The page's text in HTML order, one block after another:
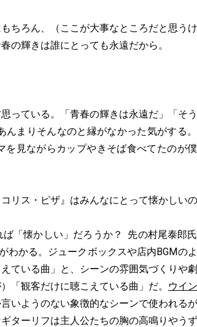
ちろん、（ここが大事なところだと思う
の輝きは誰にとっても永遠だから。
っている。「青春の輝きは永遠だ」「そ
まりそんなのと縁がなかった気がする
見ながらカップやきそば食べてたのが
リス・ピザ』はみんなにとって懐かしい
「懐かしい」だろうか？ 先の村尾泰郎
わかる。ジュークボックスや店内BGMの
ている曲」と、シーンの雰囲気づくりや
「観客だけに聴こえている曲」だ。
ウイ
言いようのない象徴的なシーンで使われる
ターリフは主人公たちの胸の高鳴りやう